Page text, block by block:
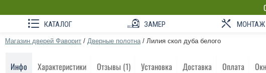
КАТАЛОГ ЗАМЕР МОНТАЖ
Магазин дверей Фаворит / Дверные полотна / Лилия скол дуба белого
Инфо Характеристики Отзывы (1) Установка Доставка Оплата